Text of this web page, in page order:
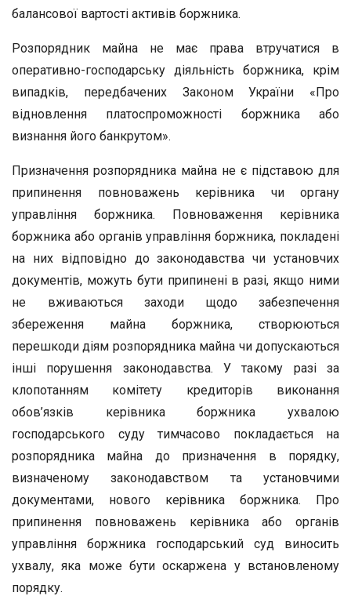
балансової вартості активів боржника.
Розпорядник майна не має права втручатися в
оперативно-господарську діяльність боржника, крім
випадків, передбачених Законом України «Про
відновлення платоспроможності боржника або
визнання його банкрутом».
Призначення розпорядника майна не є підставою для
припинення повноважень керівника чи органу
управління боржника. Повноваження керівника
боржника або органів управління боржника, покладені
на них відповідно до законодавства чи установчих
документів, можуть бути припинені в разі, якщо ними
не вживаються заходи щодо забезпечення
збереження майна боржника, створюються
перешкоди діям розпорядника майна чи допускаються
інші порушення законодавства. У такому разі за
клопотанням комітету кредиторів виконання
обов’язків керівника боржника ухвалою
господарського суду тимчасово покладається на
розпорядника майна до призначення в порядку,
визначеному законодавством та установчими
документами, нового керівника боржника. Про
припинення повноважень керівника або органів
управління боржника господарський суд виносить
ухвалу, яка може бути оскаржена у встановленому
порядку.